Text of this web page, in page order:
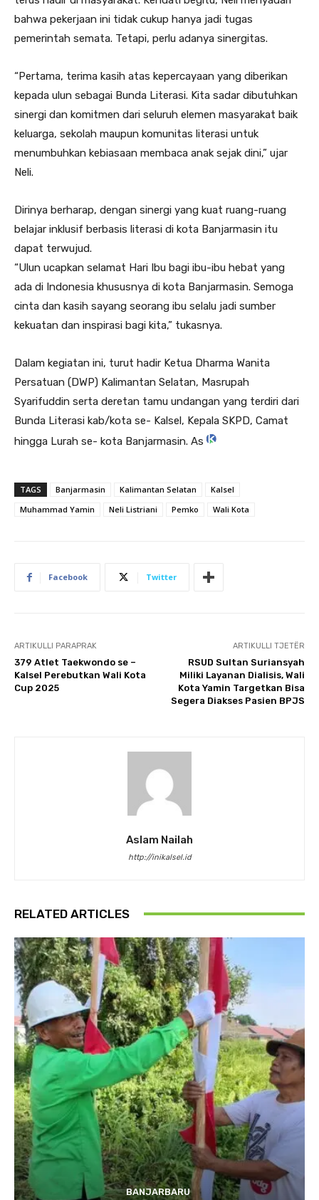
bahwa pekerjaan ini tidak cukup hanya jadi tugas
pemerintah semata. Tetapi, perlu adanya sinergitas.
“Pertama, terima kasih atas kepercayaan yang diberikan
kepada ulun sebagai Bunda Literasi. Kita sadar dibutuhkan
sinergi dan komitmen dari seluruh elemen masyarakat baik
keluarga, sekolah maupun komunitas literasi untuk
menumbuhkan kebiasaan membaca anak sejak dini,” ujar
Neli.
Dirinya berharap, dengan sinergi yang kuat ruang-ruang
belajar inklusif berbasis literasi di kota Banjarmasin itu
dapat terwujud.
“Ulun ucapkan selamat Hari Ibu bagi ibu-ibu hebat yang
ada di Indonesia khususnya di kota Banjarmasin. Semoga
cinta dan kasih sayang seorang ibu selalu jadi sumber
kekuatan dan inspirasi bagi kita,” tukasnya.
Dalam kegiatan ini, turut hadir Ketua Dharma Wanita
Persatuan (DWP) Kalimantan Selatan, Masrupah
Syarifuddin serta deretan tamu undangan yang terdiri dari
Bunda Literasi kab/kota se- Kalsel, Kepala SKPD, Camat
hingga Lurah se- kota Banjarmasin. As
TAGS Banjarmasin Kalimantan Selatan
Kalsel
Muhammad Yamin
Neli Listriani Pemko Wali Kota
Facebook Twitter
ARTIKULLI PARAPRAK
379 Atlet Taekwondo se –
Kalsel Perebutkan Wali Kota
Cup 2025
ARTIKULLI TJETËR
RSUD Sultan Suriansyah
Miliki Layanan Dialisis, Wali
Kota Yamin Targetkan Bisa
Segera Diakses Pasien BPJS
Aslam Nailah
http://inikalsel.id
RELATED ARTICLES
BANJARBARU